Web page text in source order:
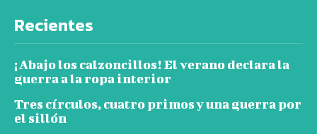
Recientes
¡Abajo los calzoncillos! El verano declara la
guerra a la ropa interior
Tres círculos, cuatro primos y una guerra por
el sillón